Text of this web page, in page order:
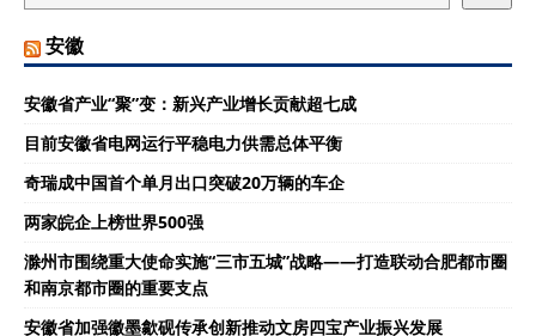
安徽
安徽省产业“聚”变：新兴产业增长贡献超七成
目前安徽省电网运行平稳电力供需总体平衡
奇瑞成中国首个单月出口突破20万辆的车企
两家皖企上榜世界500强
滁州市围绕重大使命实施“三市五城”战略——打造联动合肥都市圈
和南京都市圈的重要支点
安徽省加强徽墨歙砚传承创新推动文房四宝产业振兴发展